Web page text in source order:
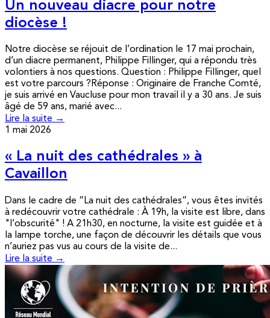
Un nouveau diacre pour notre
diocèse !
Notre diocèse se réjouit de l’ordination le 17 mai prochain,
d’un diacre permanent, Philippe Fillinger, qui a répondu très
volontiers à nos questions. Question : Philippe Fillinger, quel
est votre parcours ?Réponse : Originaire de Franche Comté,
je suis arrivé en Vaucluse pour mon travail il y a 30 ans. Je suis
âgé de 59 ans, marié avec...
Lire la suite →
1 mai 2026
« La nuit des cathédrales » à
Cavaillon
Dans le cadre de “La nuit des cathédrales”, vous êtes invités
à redécouvrir votre cathédrale : À 19h, la visite est libre, dans
"l’obscurité" ! A 21h30, en nocturne, la visite est guidée et à
la lampe torche, une façon de découvrir les détails que vous
n’auriez pas vus au cours de la visite de...
Lire la suite →